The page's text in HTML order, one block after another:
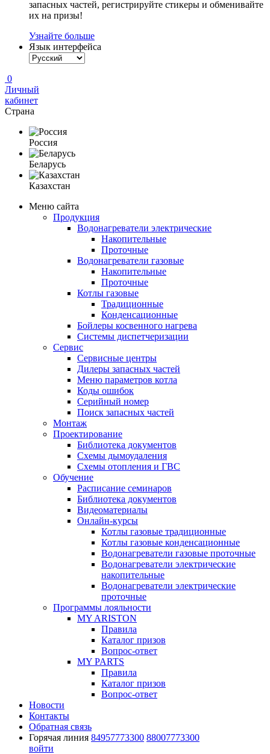
запасных частей, регистрируйте стикеры и обменивайте
их на призы!
Узнайте больше
Язык интерфейса
0
Личный
кабинет
Страна
Россия
Беларусь
Казахстан
Меню сайта
Продукция
Водонагреватели электрические
Накопительные
Проточные
Водонагреватели газовые
Накопительные
Проточные
Котлы газовые
Традиционные
Конденсационные
Бойлеры косвенного нагрева
Системы диспетчеризации
Сервис
Сервисные центры
Дилеры запасных частей
Меню параметров котла
Коды ошибок
Серийный номер
Поиск запасных частей
Монтаж
Проектирование
Библиотека документов
Схемы дымоудаления
Схемы отопления и ГВС
Обучение
Расписание семинаров
Библиотека документов
Видеоматериалы
Онлайн-курсы
Котлы газовые традиционные
Котлы газовые конденсационные
Водонагреватели газовые проточные
Водонагреватели электрические
накопительные
Водонагреватели электрические
проточные
Программы лояльности
MY ARISTON
Правила
Каталог призов
Вопрос-ответ
MY PARTS
Правила
Каталог призов
Вопрос-ответ
Новости
Контакты
Обратная связь
Горячая линия 84957773300 88007773300
войти